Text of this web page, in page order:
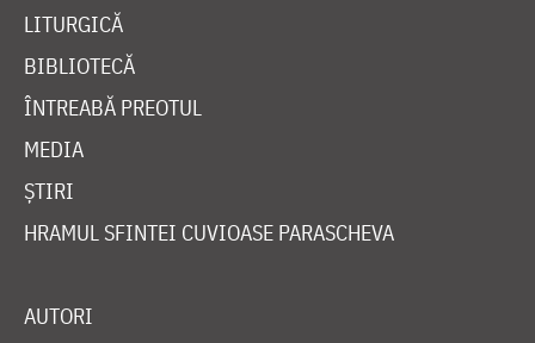
LITURGICĂ
BIBLIOTECĂ
ÎNTREABĂ PREOTUL
MEDIA
ȘTIRI
HRAMUL SFINTEI CUVIOASE PARASCHEVA
AUTORI